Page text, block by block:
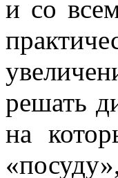
и со
решать
на